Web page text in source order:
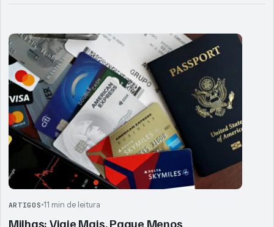
Articles
ARTIGOS 11 min de leitura
Milhas: Viaje Mais, Pague Menos